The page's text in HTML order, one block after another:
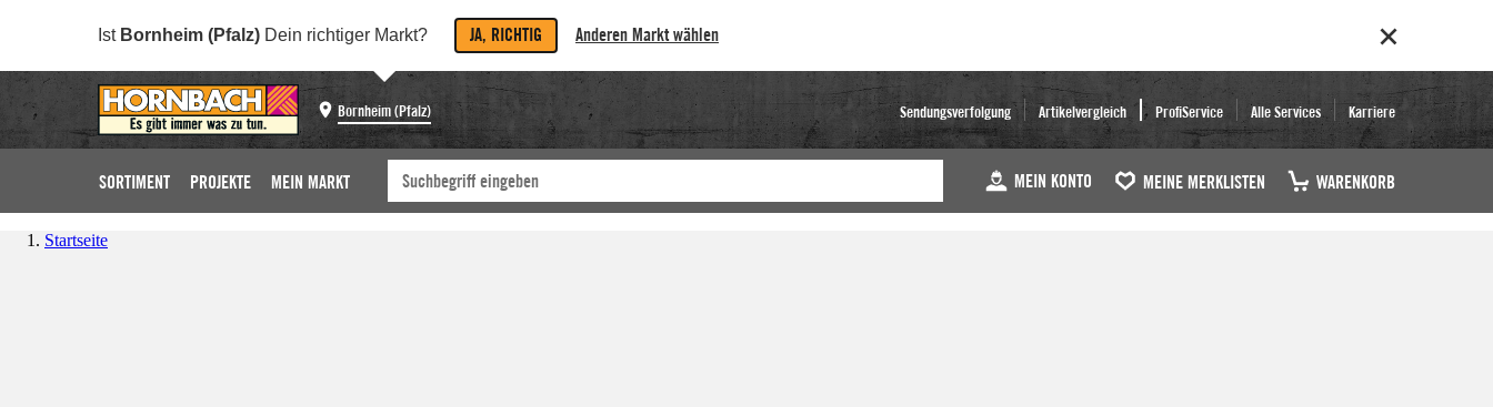
Ist Bornheim (Pfalz) Dein richtiger Markt? JA, RICHTIG Anderen Markt wählen
Bornheim (Pfalz) Sendungsverfolgung Artikelvergleich ProfiService Alle Services Karriere
SORTIMENT PROJEKTE MEIN MARKT MEIN KONTO MEINE MERKLISTEN WARENKORB
Startseite